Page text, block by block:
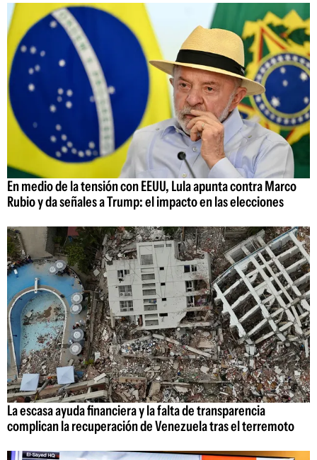
En medio de la tensión con EEUU, Lula apunta contra Marco
Rubio y da señales a Trump: el impacto en las elecciones
La escasa ayuda financiera y la falta de transparencia
complican la recuperación de Venezuela tras el terremoto